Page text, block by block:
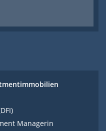
Managerin